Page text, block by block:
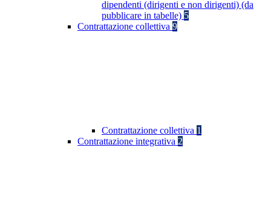
dipendenti (dirigenti e non dirigenti) (da
pubblicare in tabelle) 5
Contrattazione collettiva 9
Contrattazione collettiva 1
Contrattazione integrativa 2